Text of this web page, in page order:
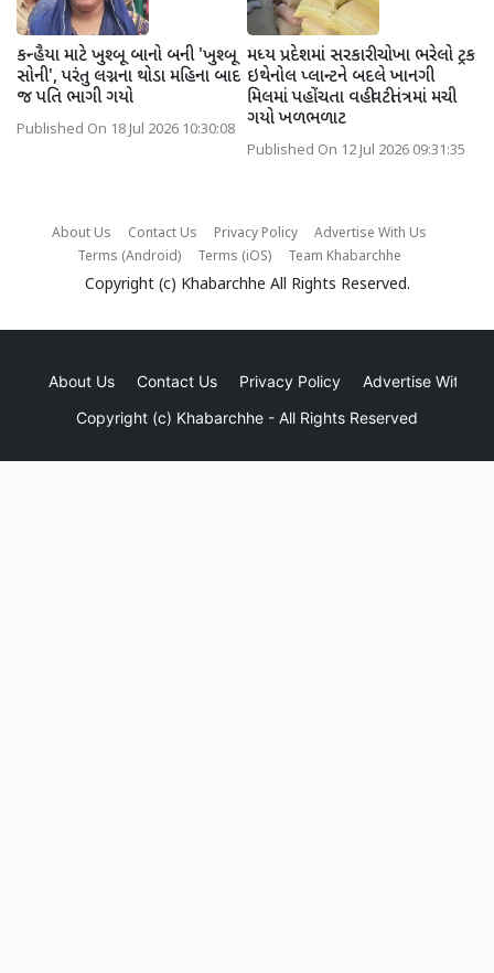
કન્હૈયા માટે ખુશ્બૂ બાનો બની 'ખુશ્બૂ
સોની', પરંતુ લગ્નના થોડા મહિના બાદ
જ પતિ ભાગી ગયો
Published On 18 Jul 2026 10:30:08
મધ્ય પ્રદેશમાં સરકારી ચોખા ભરેલો ટ્રક
ઇથેનોલ પ્લાન્ટને બદલે ખાનગી
મિલમાં પહોંચતા વહીવટીતંત્રમાં મચી
ગયો ખળભળાટ
Published On 12 Jul 2026 09:31:35
About Us Contact Us Privacy Policy
Advertise With Us
Terms (Android)
Terms (iOS) Team Khabarchhe
Copyright (c) Khabarchhe All Rights Reserved.
About Us Contact Us Privacy Policy
Advertise With Us
Copyright (c) Khabarchhe - All Rights Reserved